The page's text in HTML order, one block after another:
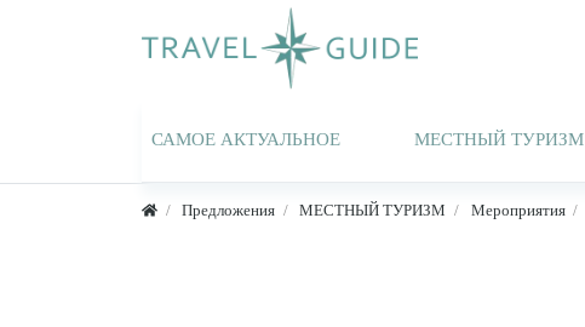
САМОЕ АКТУАЛЬНОЕ МЕСТНЫЙ ТУРИЗМ
Предложения МЕСТНЫЙ ТУРИЗМ Мероприятия